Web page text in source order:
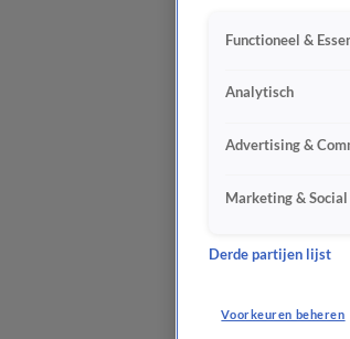
Functioneel &
Analytisch
Advertising &
Marketing & Social
Derde partijen lijst
Voorkeuren beheren